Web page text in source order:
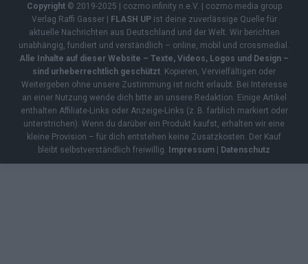
Copyright© 2019-2025 | cozmo infinity n.e.V. | cozmo media group
Verlag Raffi Gasser | FLASH UPist deine zuverlässige Quelle für
aktuelle Nachrichten aus Deutschland und der Welt. Wir berichten
unabhängig, fundiert und verständlich – online, mobil und crossmedial.
Alle Inhalte auf dieser Website – Texte, Videos, Logos und Design –
sind urheberrechtlich geschützt . Kopieren, Vervielfältigen oder
Weitergeben ohne unsere Zustimmung ist nicht erlaubt. Bei Interesse
an einer Nutzung wende dich bitte an unsere Redaktion. Einige Artikel
enthalten Affiliate-Links oder Anzeige-Links (z. B. farblich markiert oder
unterstrichen). Wenn du darüber ein Produkt kaufst, erhalten wir eine
kleine Provision – für dich entstehen keine Zusatzkosten. Der Kauf
bleibt selbstverständlich freiwillig. Impressum | Datenschutz